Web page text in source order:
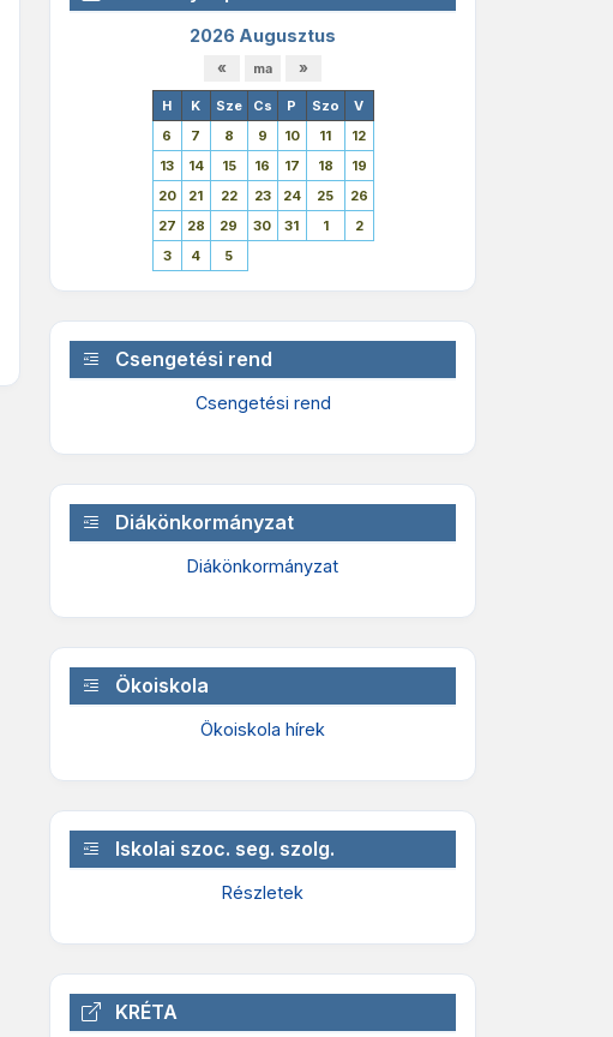
2026 Augusztus
H K Sze Cs P Szo
V
6
7 8 9 10 11
12
13
14 15 16 17 18
19
20
21 22 23 24 25
26
27
28 29 30 31 1
2
3
4 5
Csengetési rend
Csengetési rend
Diákönkormányzat
Diákönkormányzat
Ökoiskola
Ökoiskola hírek
Iskolai szoc. seg. szolg.
Részletek
KRÉTA